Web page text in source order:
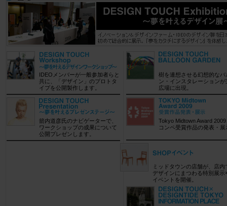
IDEOメンバーが一般参加者らと
共に、「デザイン」のプロトタ
イプを公開製作します。
樹を連想させる幻想的なバ
ン・インスタレーションが
広場に出現。
箭内道彦氏のナビゲーターで、
ワークショップの成果について
公開プレゼンします。
Tokyo Midtown Award
コンペ受賞作品の発表・展
ミッドタウンの店舗が、店内
デザインにまつわる特別展示
イベントを開催。